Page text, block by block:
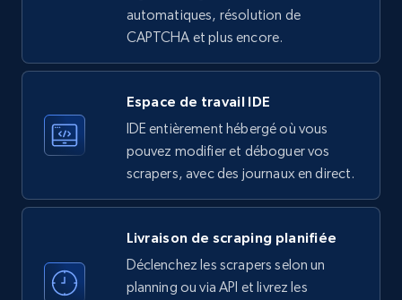
Instagram - Profiles
Account, Fbid, ID, Followers, Posts count, Is
verified, and more.
22.4K+ 3.5K+ Essai gratuit
automatiques, résolution de
CAPTCHA et plus encore.
Espace de travail IDE
IDE entièrement hébergé où vous
pouvez modifier et déboguer vos
scrapers, avec des journaux en direct.
Livraison de scraping planifiée
Déclenchez les scrapers selon un
planning ou via API et livrez les